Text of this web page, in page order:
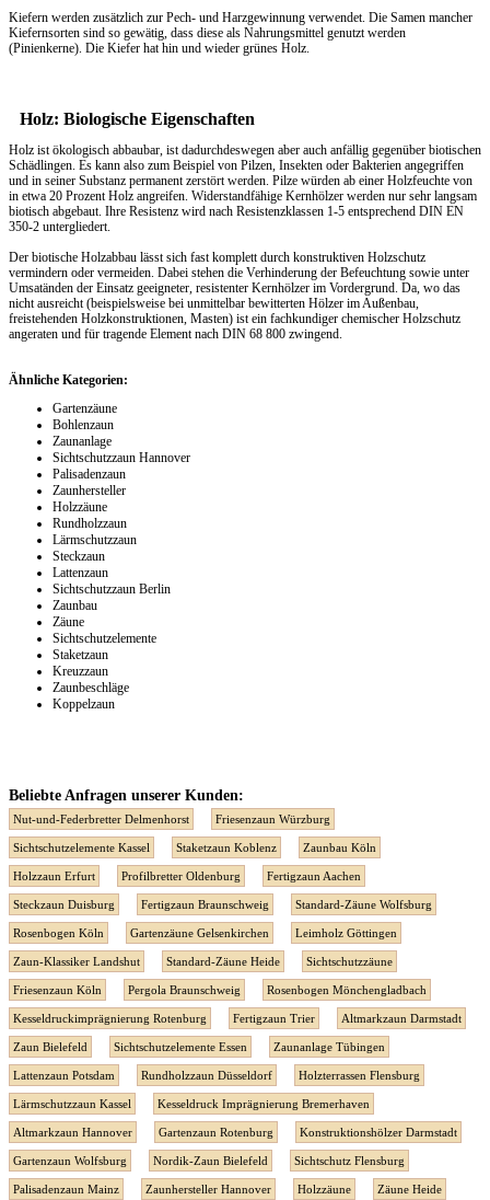
Kiefern werden zusätzlich zur Pech- und Harzgewinnung verwendet. Die Samen mancher
Kiefernsorten sind so gewätig, dass diese als Nahrungsmittel genutzt werden
(Pinienkerne). Die Kiefer hat hin und wieder grünes Holz.
Holz: Biologische Eigenschaften
Holz ist ökologisch abbaubar, ist dadurchdeswegen aber auch anfällig gegenüber biotischen
Schädlingen. Es kann also zum Beispiel von Pilzen, Insekten oder Bakterien angegriffen
und in seiner Substanz permanent zerstört werden. Pilze würden ab einer Holzfeuchte von
in etwa 20 Prozent Holz angreifen. Widerstandfähige Kernhölzer werden nur sehr langsam
biotisch abgebaut. Ihre Resistenz wird nach Resistenzklassen 1-5 entsprechend DIN EN
350-2 untergliedert.
Der biotische Holzabbau lässt sich fast komplett durch konstruktiven Holzschutz
vermindern oder vermeiden. Dabei stehen die Verhinderung der Befeuchtung sowie unter
Umsatänden der Einsatz geeigneter, resistenter Kernhölzer im Vordergrund. Da, wo das
nicht ausreicht (beispielsweise bei unmittelbar bewitterten Hölzer im Außenbau,
freistehenden Holzkonstruktionen, Masten) ist ein fachkundiger chemischer Holzschutz
angeraten und für tragende Element nach DIN 68 800 zwingend.
Ähnliche Kategorien:
Gartenzäune
Bohlenzaun
Zaunanlage
Sichtschutzzaun Hannover
Palisadenzaun
Zaunhersteller
Holzzäune
Rundholzzaun
Lärmschutzzaun
Steckzaun
Lattenzaun
Sichtschutzzaun Berlin
Zaunbau
Zäune
Sichtschutzelemente
Staketzaun
Kreuzzaun
Zaunbeschläge
Koppelzaun
Beliebte Anfragen unserer Kunden:
Nut-und-Federbretter Delmenhorst Friesenzaun Würzburg
Sichtschutzelemente Kassel Staketzaun Koblenz Zaunbau Köln
Holzzaun Erfurt Profilbretter Oldenburg Fertigzaun Aachen
Steckzaun Duisburg Fertigzaun Braunschweig Standard-Zäune Wolfsburg
Rosenbogen Köln Gartenzäune Gelsenkirchen Leimholz Göttingen
Zaun-Klassiker Landshut Standard-Zäune Heide Sichtschutzzäune
Friesenzaun Köln Pergola Braunschweig Rosenbogen Mönchengladbach
Kesseldruckimprägnierung Rotenburg Fertigzaun Trier Altmarkzaun Darmstadt
Zaun Bielefeld Sichtschutzelemente Essen Zaunanlage Tübingen
Lattenzaun Potsdam Rundholzzaun Düsseldorf Holzterrassen Flensburg
Lärmschutzzaun Kassel Kesseldruck Imprägnierung Bremerhaven
Altmarkzaun Hannover Gartenzaun Rotenburg Konstruktionshölzer Darmstadt
Gartenzaun Wolfsburg Nordik-Zaun Bielefeld Sichtschutz Flensburg
Palisadenzaun Mainz Zaunhersteller Hannover Holzzäune Zäune Heide